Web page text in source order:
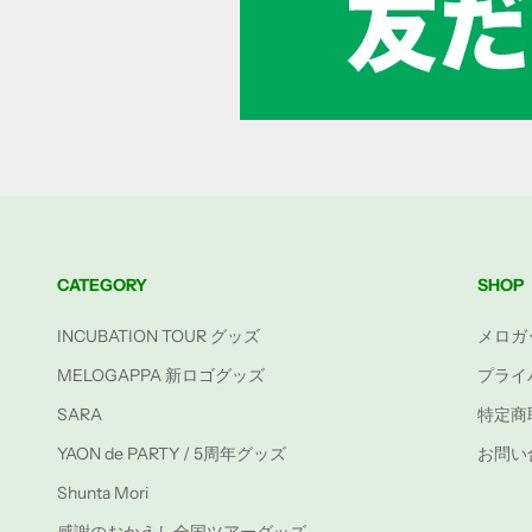
CATEGORY
INCUBATION TOUR グッズ
MELOGAPPA 新ロゴグッズ
SARA
YAON de PARTY / 5周年グッズ
Shunta Mori
SHOP
メロ
プラ
特定商
お問